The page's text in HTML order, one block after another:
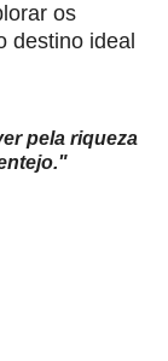
os
destino ideal
pela riqueza